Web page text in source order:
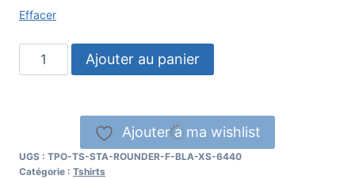
Effacer
quantité
de
parlé
Ajouter au panier
Ajouter à ma wishlist
UGS : TPO-TS-STA-ROUNDER-F-BLA-XS-6440
Catégorie : Tshirts